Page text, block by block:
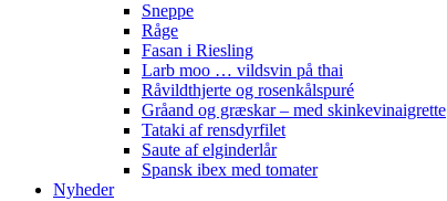
Sneppe
Råge
Fasan i Riesling
Larb moo … vildsvin på thai
Råvildthjerte og rosenkålspuré
Gråand og græskar – med skinkevinaigrette
Tataki af rensdyrfilet
Saute af elginderlår
Spansk ibex med tomater
Nyheder